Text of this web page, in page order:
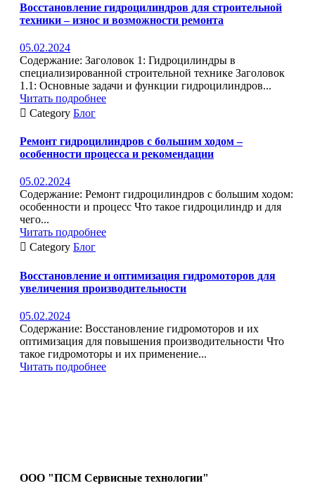
Восстановление гидроцилиндров для строительной
техники – износ и возможности ремонта
05.02.2024
Содержание: Заголовок 1: Гидроцилиндры в
специализированной строительной технике Заголовок
1.1: Основные задачи и функции гидроцилиндров...
Читать подробнее
 Category Блог
Ремонт гидроцилиндров с большим ходом –
особенности процесса и рекомендации
05.02.2024
Содержание: Ремонт гидроцилиндров с большим ходом:
особенности и процесс Что такое гидроцилиндр и для
чего...
Читать подробнее
 Category Блог
Восстановление и оптимизация гидромоторов для
увеличения производительности
05.02.2024
Содержание: Восстановление гидромоторов и их
оптимизация для повышения производительности Что
такое гидромоторы и их применение...
Читать подробнее
ООО "ПСМ Сервисные технологии"